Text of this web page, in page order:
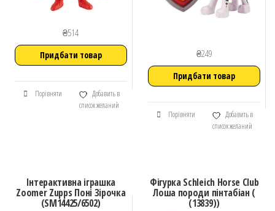
₴514
Придбати товар
Порівняти
Добавить в
список желаний
₴249
Придбати товар
Порівняти
Добавить в
список желаний
Інтерактивна іграшка
Zoomer Zupps Поні Зірочка
(SM14425/6502)
Фігурка Schleich Horse Club
Лоша породи пінтабіан (
(13839))